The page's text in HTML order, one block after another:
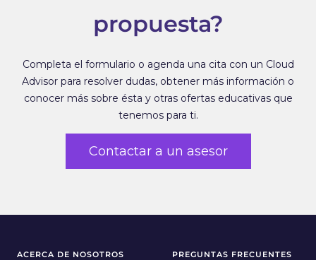
propuesta?
Completa el formulario o agenda una cita con un Cloud
Advisor para resolver dudas, obtener más información o
conocer más sobre ésta y otras ofertas educativas que
tenemos para ti.
Contactar a un asesor
ACERCA DE NOSOTROS PREGUNTAS FRECUENTES